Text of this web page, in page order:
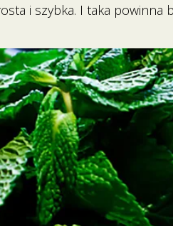
i szybka. I taka powinna